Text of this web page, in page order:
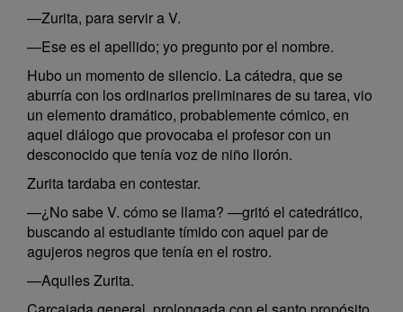
—Zurita, para servir a V.
—Ese es el apellido; yo pregunto por el nombre.
Hubo un momento de silencio. La cátedra, que se
aburría con los ordinarios preliminares de su tarea, vio
un elemento dramático, probablemente cómico, en
aquel diálogo que provocaba el profesor con un
desconocido que tenía voz de niño llorón.
Zurita tardaba en contestar.
—¿No sabe V. cómo se llama? —gritó el catedrático,
buscando al estudiante tímido con aquel par de
agujeros negros que tenía en el rostro.
—Aquiles Zurita.